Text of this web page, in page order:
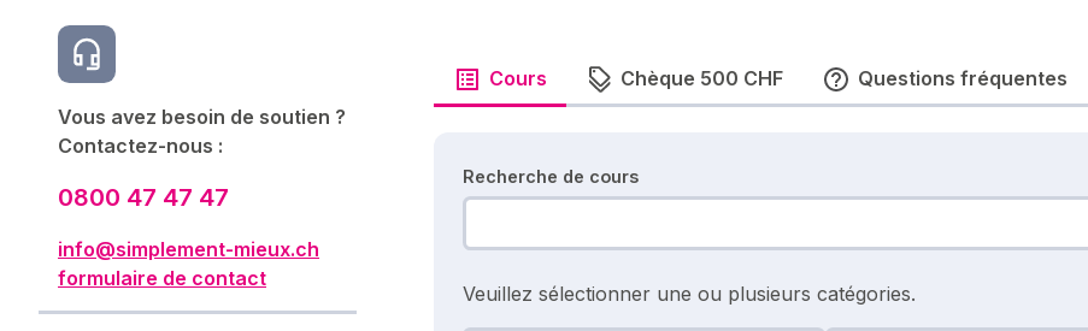
Vous avez besoin de soutien ?
Contactez-nous :
0800 47 47 47
info@simplement-mieux.ch
formulaire de contact
Cours Chèque 500 CHF Questions fréquentes
Recherche de cours
Veuillez sélectionner une ou plusieurs catégories.